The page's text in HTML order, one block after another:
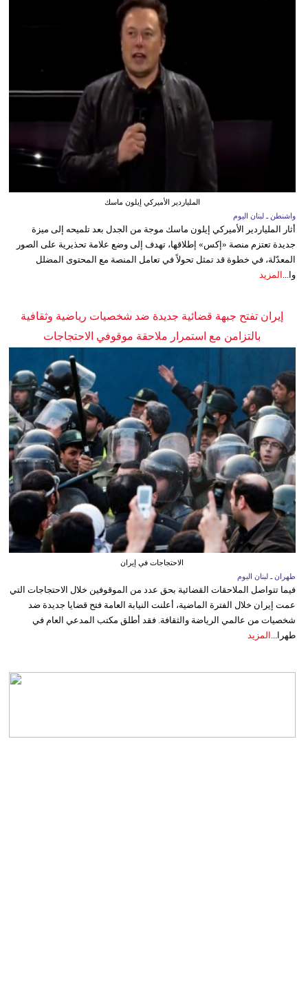
الملياردير الأميركي إيلون ماسك
واشنطن ـ لبنان اليوم
أثار الملياردير الأميركي إيلون ماسك موجة من الجدل بعد تلميحه إلى ميزة
جديدة تعتزم منصة «إكس» إطلاقها، تهدف إلى وضع علامة تحذيرية على الصور
المعدّلة، في خطوة قد تمثل تحولاً في تعامل المنصة مع المحتوى المضلل
وا...
المزيد
إيران تفتح جبهة قضائية جديدة ضد شخصيات رياضية وثقافية
بالتزامن مع استمرار ملاحقة موقوفي الاحتجاجات
الاحتجاجات في إيران
طهران ـ لبنان اليوم
فيما تتواصل الملاحقات القضائية بحق عدد من الموقوفين خلال الاحتجاجات التي
عمت إيران خلال الفترة الماضية، أعلنت النيابة العامة فتح قضايا جديدة ضد
شخصيات من عالمي الرياضة والثقافة. فقد أطلق مكتب المدعي العام في
طهرا... المزيد